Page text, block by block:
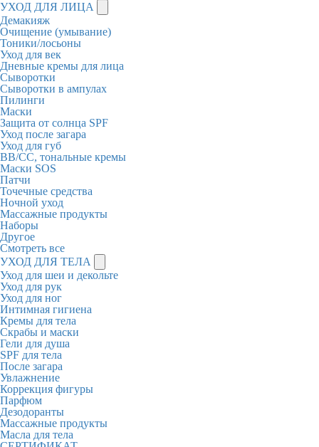
УХОД ДЛЯ ЛИЦА
Демакияж
Очищение (умывание)
Тоники/лосьоны
Уход для век
Дневные кремы для лица
Сыворотки
Сыворотки в ампулах
Пилинги
Маски
Защита от солнца SPF
Уход после загара
Уход для губ
BB/CC, тональные кремы
Маски SOS
Патчи
Точечные средства
Ночной уход
Массажные продукты
Наборы
Другое
Смотреть все
УХОД ДЛЯ ТЕЛА
Уход для шеи и декольте
Уход для рук
Уход для ног
Интимная гигиена
Кремы для тела
Скрабы и маски
Гели для душа
SPF для тела
После загара
Увлажнение
Коррекция фигуры
Парфюм
Дезодоранты
Массажные продукты
Масла для тела